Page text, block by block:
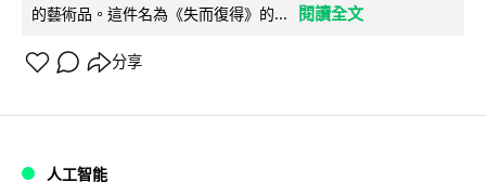
的藝術品。這件名為《失而復得》的...
閱讀全文
分享
人工智能